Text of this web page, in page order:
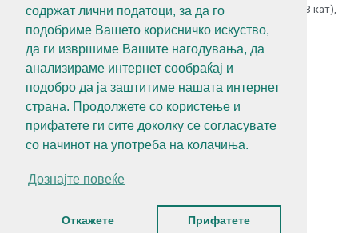
содржат лични податоци, за да го
подобриме Вашето корисничко искуство,
да ги извршиме Вашите нагодувања, да
анализираме интернет сообраќај и
подобро да ја заштитиме нашата интернет
страна. Продолжете со користење и
прифатете ги сите доколку се согласувате
со начинот на употреба на колачиња.
Дознајте повеќе
Откажете Прифатете
ул.Гоце Делчев бр.18 (Македонска Радио Телевизија 13 кат),
1000 Скопје, Р.С.Македонија
+389 (0)2 3121 462
+389 (0)2 3121 462
diz@diz.gov.mk
СЛЕДЕТЕ НЕ